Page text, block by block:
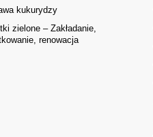
kukurydzy
zielone – Zakładanie,
renowacja